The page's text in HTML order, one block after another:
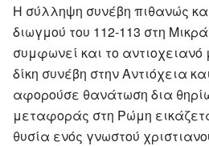
Η σύλληψη συνέβη πιθανώς
διωγμού του 112-113 στη
συμφωνεί και το
δίκη συνέβη στην Αντιόχεια
αφορούσε θανάτωση δια
μεταφοράς στη Ρώμη
θυσία ενός γνωστού